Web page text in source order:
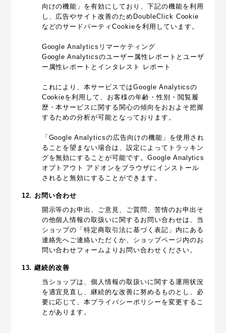
向けの機能」を有効にしており、下記の機能を利用
し、広告やサイト改善のためDoubleClick Cookie
などのサードパーティCookieを利用しています。
Google Analyticsリマーケティング
Google Analyticsのユーザー属性レポートとユーザ
ー属性レポートとインタレスト レポート
これにより、本サービスではGoogle Analyticsの
Cookieを利用して、お客様の年齢・性別・閲覧履
歴・本サービスに関する関心の傾向をおおよそ把握
するための分析が可能となっております。
「Google Analyticsの広告向けの機能」を使用され
ることを望まない場合は、設定によってトラッキン
グを無効にすることが可能です。Google Analytics
オプトアウト アドオンをブラウザにインストール
されると無効にすることができます。
12. お問い合わせ
開示等のお申出、ご意見、ご質問、苦情のお申出そ
の他個人情報の取扱いに関するお問い合わせは、当
ショップの「特定商取引法に基づく表記」内にある
連絡先へご連絡いただくか、ショップページ内のお
問い合わせフォームよりお問い合わせください。
13. 継続的改善
当ショップは、個人情報の取扱いに関する運用状況
を適宜見直し、継続的な改善に努めるものとし、必
要に応じて、本プライバシーポリシーを変更するこ
とがあります。